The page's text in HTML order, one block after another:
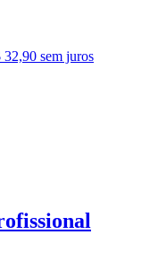
32,90 sem juros